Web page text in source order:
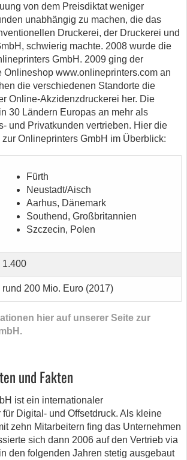
von dem Preisdiktat weniger
unabhängig zu machen, die das
Druckerei, der Druckerei und
schwierig machte. 2008 wurde die
GmbH. 2009 ging der
Onlineshop www.onlineprinters.com an
die verschiedenen Standorte die
Online-Akzidenzdruckerei her. Die
30 Ländern Europas an mehr als
und Privatkunden vertrieben. Hier die
Onlineprinters GmbH im Überblick:
Fürth
Neustadt/Aisch
Aarhus, Dänemark
Southend, Großbritannien
Szczecin, Polen
1.400
rund 200 Mio. Euro (2017)
hier auf unserer Seite zur
und Fakten
ist ein internationaler
Digital- und Offsetdruck. Als kleine
zehn Mitarbeitern fing das Unternehmen
sich dann 2006 auf den Vertrieb via
den folgenden Jahren stetig ausgebaut